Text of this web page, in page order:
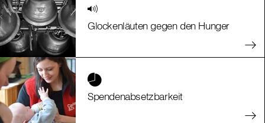
Glockenläuten gegen den Hunger
Spendenabsetzbarkeit